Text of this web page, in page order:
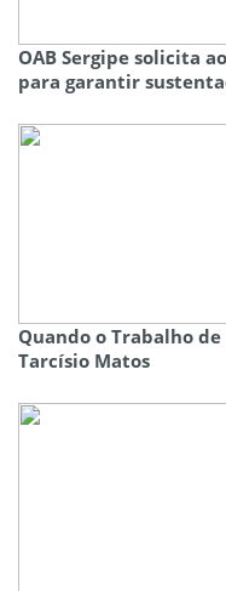
OAB Sergipe solicita
para garantir
Quando o Trabalho de
Tarcísio Matos